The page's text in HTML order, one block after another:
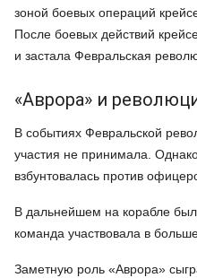
зоной боевых операций
После боевых действий
и застала Февральская
«Аврора» и
В событиях Февральской
участия не принимала.
взбунтовалась против
В дальнейшем на корабле был
команда участвовала в
Заметную роль «Аврора»